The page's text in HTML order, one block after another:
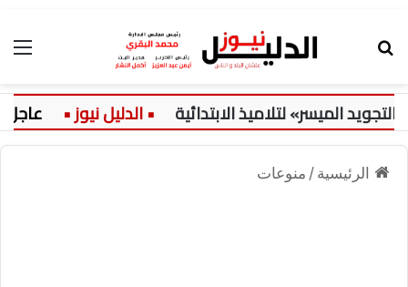
الميسر» لتلاميذ الابتدائية عاجل:
الرئيسية / منوعات